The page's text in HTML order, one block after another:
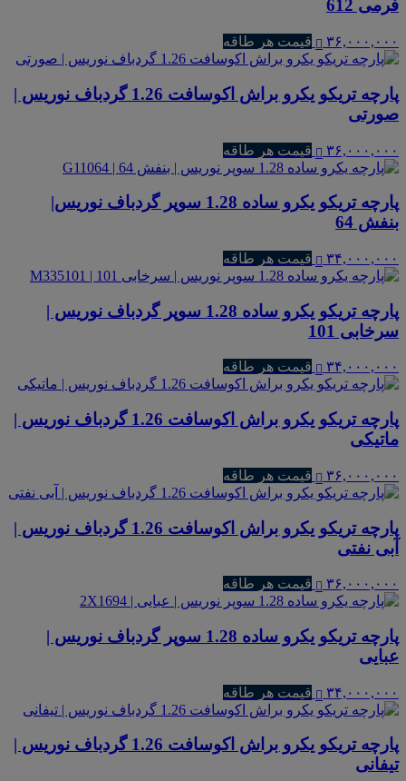
فرمی 612
۳۶,۰۰۰,۰۰۰ قیمت هر طاقه
پارچه تریکو یکرو براش اکوسافت 1.26 گردباف نوریس |
صورتی
۳۶,۰۰۰,۰۰۰ قیمت هر طاقه
پارچه تریکو یکرو ساده 1.28 سوپر گردباف نوریس|
بنفش 64
۳۴,۰۰۰,۰۰۰ قیمت هر طاقه
پارچه تریکو یکرو ساده 1.28 سوپر گردباف نوریس |
سرخابی 101
۳۴,۰۰۰,۰۰۰ قیمت هر طاقه
پارچه تریکو یکرو براش اکوسافت 1.26 گردباف نوریس |
ماتیکی
۳۶,۰۰۰,۰۰۰ قیمت هر طاقه
پارچه تریکو یکرو براش اکوسافت 1.26 گردباف نوریس |
آبی نفتی
۳۶,۰۰۰,۰۰۰ قیمت هر طاقه
پارچه تریکو یکرو ساده 1.28 سوپر گردباف نوریس |
عبایی
۳۴,۰۰۰,۰۰۰ قیمت هر طاقه
پارچه تریکو یکرو براش اکوسافت 1.26 گردباف نوریس |
تیفانی